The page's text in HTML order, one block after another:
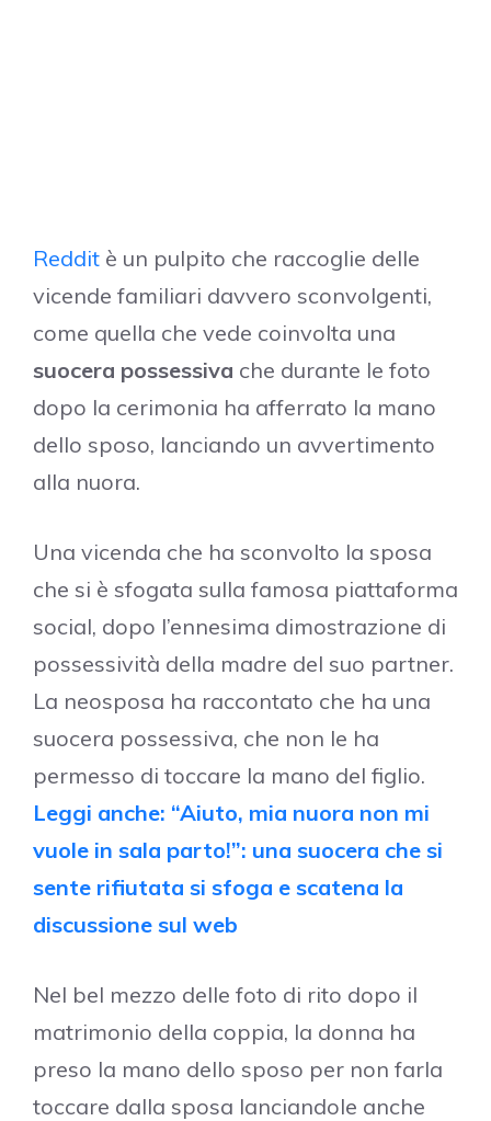
Reddit è un pulpito che raccoglie delle
vicende familiari davvero sconvolgenti,
come quella che vede coinvolta una
suocera possessiva che durante le foto
dopo la cerimonia ha afferrato la mano
dello sposo, lanciando un avvertimento
alla nuora.
Una vicenda che ha sconvolto la sposa
che si è sfogata sulla famosa piattaforma
social, dopo l’ennesima dimostrazione di
possessività della madre del suo partner.
La neosposa ha raccontato che ha una
suocera possessiva, che non le ha
permesso di toccare la mano del figlio.
Leggi anche: “Aiuto, mia nuora non mi
vuole in sala parto!”: una suocera che si
sente rifiutata si sfoga e scatena la
discussione sul web
Nel bel mezzo delle foto di rito dopo il
matrimonio della coppia, la donna ha
preso la mano dello sposo per non farla
toccare dalla sposa lanciandole anche